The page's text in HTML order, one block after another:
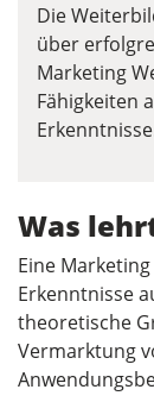
Die
über
Marketing
Fähigkeiten
Was
Eine
Erkenntnisse
theoretische
Vermarktung